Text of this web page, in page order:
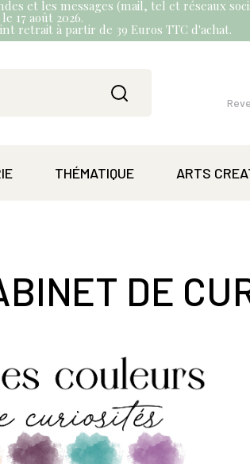
et les messages (mail, tel et réseaux
17 août 2026.
retrait à partir de 39 Euros TTC d'achat.
THÉMATIQUE ARTS
DE